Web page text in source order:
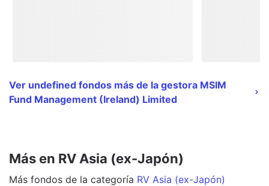
Ver undefined fondos más de la gestora MSIM
Fund Management (Ireland) Limited
Más en RV Asia (ex-Japón)
Más fondos de la categoría RV Asia (ex-Japón)